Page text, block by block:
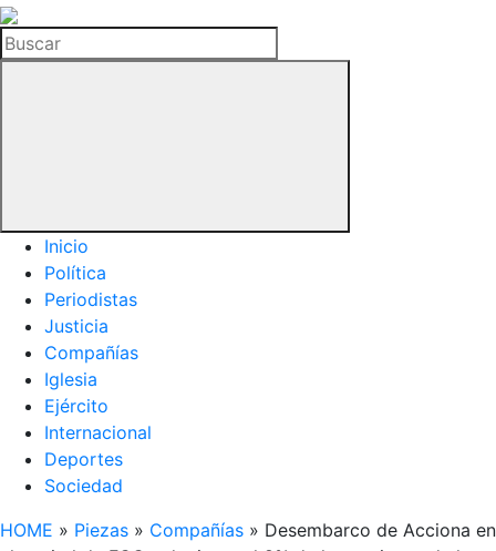
La
Hemeroteca
del
Buscar
Inicio
Política
Periodistas
Justicia
Compañías
Iglesia
Ejército
Internacional
Deportes
Sociedad
HOME » Piezas » Compañías » Desembarco de Acciona en